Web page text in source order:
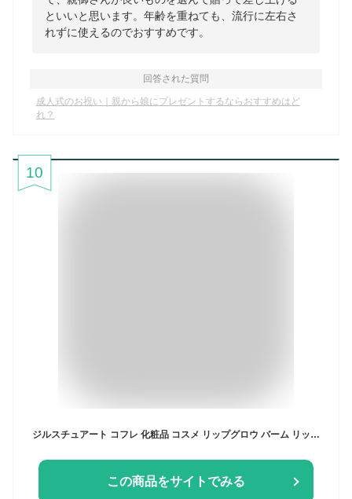
といいと思います。年齢を重ねても、流行に左右さ
れずに使えるのでおすすめです。
回答された質問
成人式のお祝い｜親から娘にプレゼントするならおすすめはど
れ？
10
ジルスチュアート コフレ 化粧品 コスメ リップグロウ バーム リップクリーム コンパクト ミラー セット ケア 限定 美容 名入れ JILLSTUART レディース ブランド 正規品 新品 ギフト プレゼント 母の日 ギフト
この商品をサイトでみる